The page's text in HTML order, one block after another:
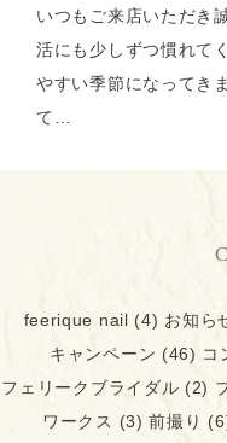
いつもご来店いただき
活にも少しずつ慣れて
やすい季節になってき
て…
feerique nail (4) お知ら
キャンペーン (46) コ
フェリークブライダル (2)
ワークス (3) 前撮り